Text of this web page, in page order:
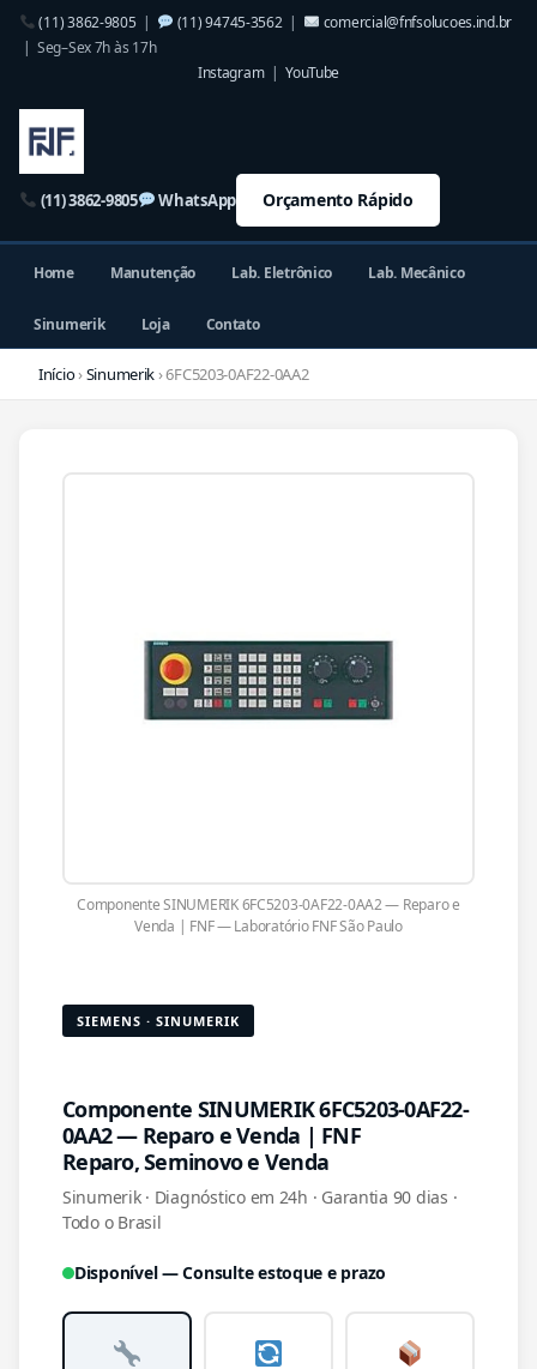
(11) 3862-9805| (11) 94745-3562|
comercial@fnfsolucoes.ind.br
| Seg–Sex 7h às 17h
Instagram|YouTube
(11) 3862-9805 WhatsApp Orçamento Rápido
Home Manutenção Lab. Eletrônico Lab. Mecânico
Sinumerik Loja Contato
Início›Sinumerik› 6FC5203-0AF22-0AA2
Componente SINUMERIK 6FC5203-0AF22-0AA2 — Reparo e
Venda | FNF — Laboratório FNF São Paulo
SIEMENS · SINUMERIK
Componente SINUMERIK 6FC5203-0AF22-
0AA2 — Reparo e Venda | FNF
Reparo, Seminovo e Venda
Sinumerik · Diagnóstico em 24h · Garantia 90 dias ·
Todo o Brasil
Disponível — Consulte estoque e prazo